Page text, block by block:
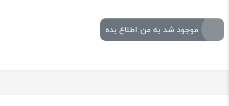
موجود شد به من اطلاع بده